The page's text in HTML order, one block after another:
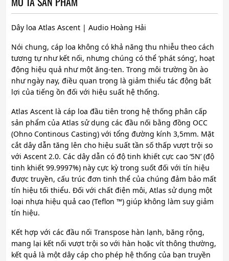
Dây loa Atlas Ascent | Audio Hoàng Hải
Nói chung, cáp loa không có khả năng thu nhiễu theo cách
tương tự như kết nối, nhưng chúng có thể ‘phát sóng’, hoạt
động hiệu quả như một ăng-ten. Trong môi trường ồn ào
như ngày nay, điều quan trọng là giảm thiểu tác động bất
lợi của tiếng ồn đối với hiệu suất hệ thống.
Atlas Ascent là cáp loa đầu tiên trong hệ thống phân cấp
sản phẩm của Atlas sử dụng các đầu nối bằng đồng OCC
(Ohno Continous Casting) với tổng đường kính 3,5mm. Mặt
cắt dây dẫn tăng lên cho hiệu suất tần số thấp vượt trội so
với Ascent 2.0. Các dây dẫn có độ tinh khiết cực cao ‘5N’ (độ
tinh khiết 99.9997%) này cực kỳ trong suốt đối với tín hiệu
được truyền, cấu trúc đơn tinh thể của chúng đảm bảo mất
tín hiệu tối thiểu. Đối với chất điện môi, Atlas sử dụng một
loại nhựa hiệu quả cao (Teflon ™) giúp không làm suy giảm
tín hiệu.
Kết hợp với các đầu nối Transpose hàn lạnh, băng rộng,
mang lại kết nối vượt trội so với hàn hoặc vít thông thường,
kết quả là một dây cáp cho phép hệ thống của bạn truyền